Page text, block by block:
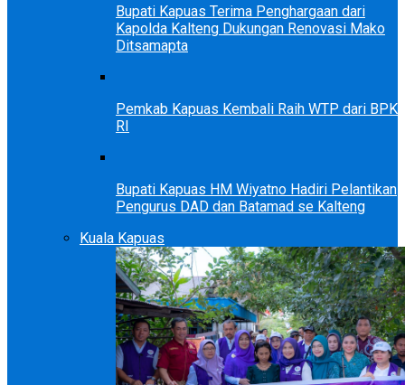
Bupati Kapuas Terima Penghargaan dari
Kapolda Kalteng Dukungan Renovasi Mako
Ditsamapta
Pemkab Kapuas Kembali Raih WTP dari BPK
RI
Bupati Kapuas HM Wiyatno Hadiri Pelantikan
Pengurus DAD dan Batamad se Kalteng
Kuala Kapuas